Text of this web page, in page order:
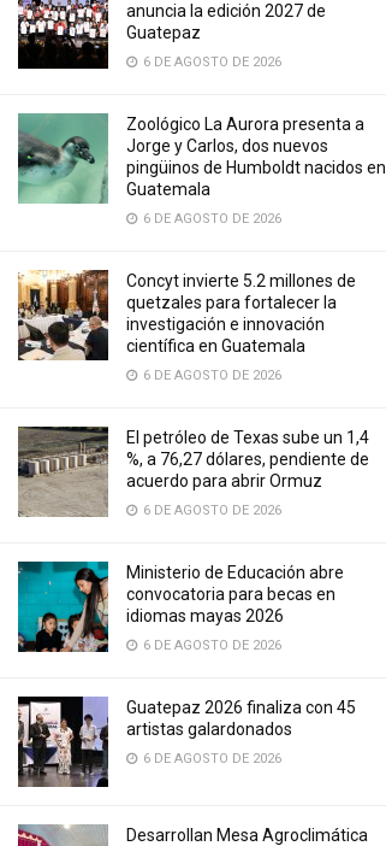
anuncia la edición 2027 de
Guatepaz
6 DE AGOSTO DE 2026
Zoológico La Aurora presenta a
Jorge y Carlos, dos nuevos
pingüinos de Humboldt nacidos en
Guatemala
6 DE AGOSTO DE 2026
Concyt invierte 5.2 millones de
quetzales para fortalecer la
investigación e innovación
científica en Guatemala
6 DE AGOSTO DE 2026
El petróleo de Texas sube un 1,4
%, a 76,27 dólares, pendiente de
acuerdo para abrir Ormuz
6 DE AGOSTO DE 2026
Ministerio de Educación abre
convocatoria para becas en
idiomas mayas 2026
6 DE AGOSTO DE 2026
Guatepaz 2026 finaliza con 45
artistas galardonados
6 DE AGOSTO DE 2026
Desarrollan Mesa Agroclimática